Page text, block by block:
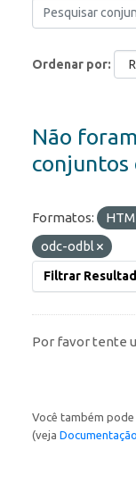
Ordenar por
Não
conjuntos
Formatos:
odc-odbl
Filtrar
Por favor tente
Você também pode
(veja